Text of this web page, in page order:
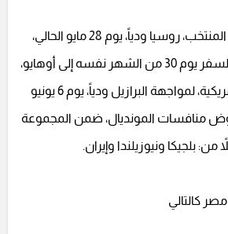
ومن المقرر أن يواجه المنتخب، روسيا ودياً، يوم 28 مايو الحالي،
بإستاد القاهرة، قبل السفر يوم 30 من الشهر نفسه إلى أوهايو،
بالولايات المتحدة الأمريكية، لمواجهة البرازيل ودياً، يوم 6 يونيو
منافسات المونديال، ضمن المجموعة
من: بلجيكا ونيوزيلندا وإيران.
كالتالي